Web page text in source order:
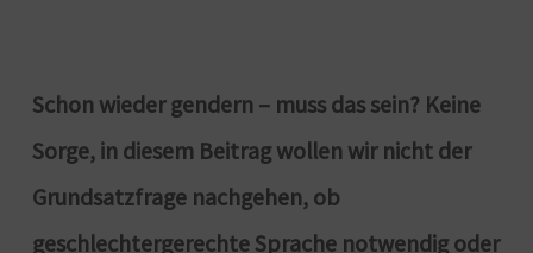
Schon wieder gendern – muss das sein? Keine
Sorge, in diesem Beitrag wollen wir nicht der
Grundsatzfrage nachgehen, ob
geschlechtergerechte Sprache notwendig oder